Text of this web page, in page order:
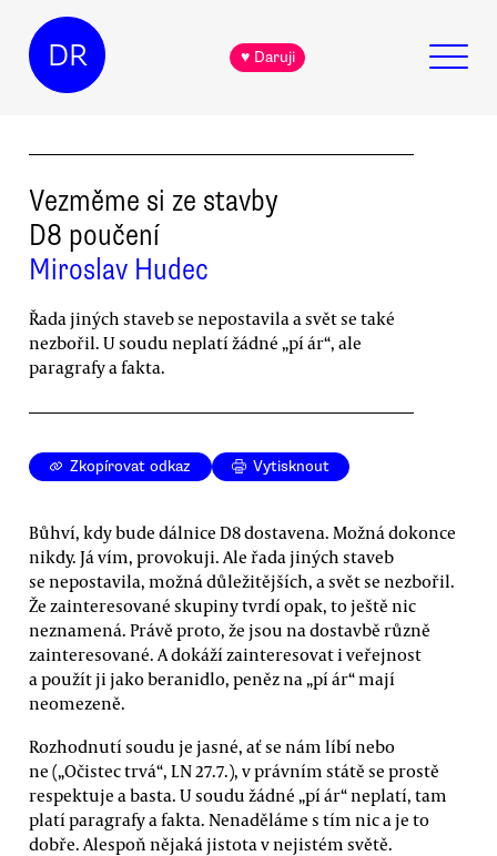
DR ♥ Daruji
Vezměme si ze stavby
D8 poučení
Miroslav Hudec
Řada jiných staveb se nepostavila a svět se také
nezbořil. U soudu neplatí žádné „pí ár“, ale
paragrafy a fakta.
Zkopírovat odkaz Vytisknout
Bůhví, kdy bude dálnice D8 dostavena. Možná dokonce
nikdy. Já vím, provokuji. Ale řada jiných staveb
se nepostavila, možná důležitějších, a svět se nezbořil.
Že zainteresované skupiny tvrdí opak, to ještě nic
neznamená. Právě proto, že jsou na dostavbě různě
zainteresované. A dokáží zainteresovat i veřejnost
a použít ji jako beranidlo, peněz na „pí ár“ mají
neomezeně.
Rozhodnutí soudu je jasné, ať se nám líbí nebo
ne („Očistec trvá“, LN 27.7.), v právním státě se prostě
respektuje a basta. U soudu žádné „pí ár“ neplatí, tam
platí paragrafy a fakta. Nenaděláme s tím nic a je to
dobře. Alespoň nějaká jistota v nejistém světě.